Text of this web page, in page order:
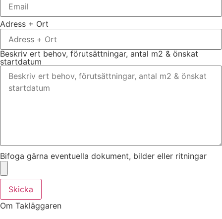
Adress + Ort
Beskriv ert behov, förutsättningar, antal m2 & önskat
startdatum
Bifoga gärna eventuella dokument, bilder eller ritningar
Skicka
Om Takläggaren